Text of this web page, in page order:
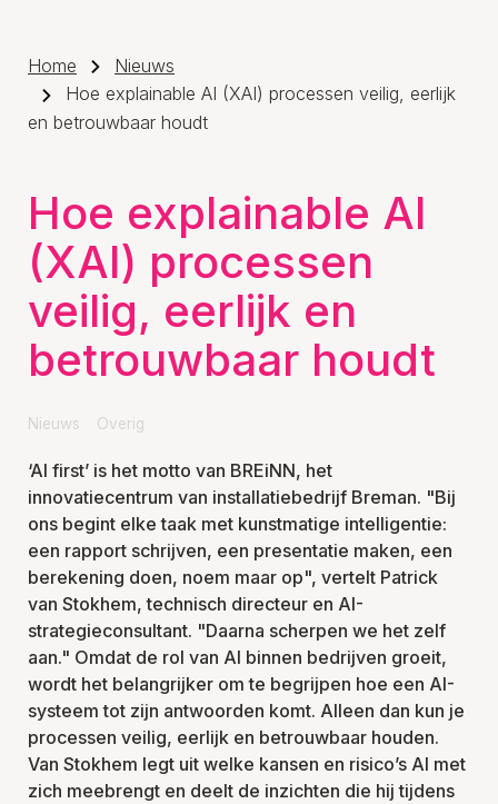
Home
Nieuws
Hoe explainable AI (XAI) processen veilig, eerlijk
en betrouwbaar houdt
Hoe explainable AI
(XAI) processen
veilig, eerlijk en
betrouwbaar houdt
Nieuws Overig
‘AI first’ is het motto van BREiNN, het
innovatiecentrum van installatiebedrijf Breman. "Bij
ons begint elke taak met kunstmatige intelligentie:
een rapport schrijven, een presentatie maken, een
berekening doen, noem maar op", vertelt Patrick
van Stokhem, technisch directeur en AI-
strategieconsultant. "Daarna scherpen we het zelf
aan." Omdat de rol van AI binnen bedrijven groeit,
wordt het belangrijker om te begrijpen hoe een AI-
systeem tot zijn antwoorden komt. Alleen dan kun je
processen veilig, eerlijk en betrouwbaar houden.
Van Stokhem legt uit welke kansen en risico’s AI met
zich meebrengt en deelt de inzichten die hij tijdens